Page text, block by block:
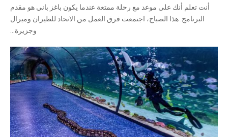
أنت تعلم أنك على موعد مع رحلة ممتعة عندما يكون باغز باني هو مقدم
البرنامج. هذا الصباح، اجتمعت فرق العمل من الاتحاد للطيران وميرال
وجزيرة...